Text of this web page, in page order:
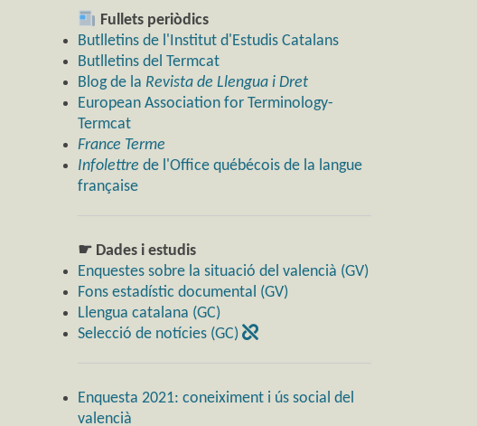
Fullets periòdics
Butlletins de l'Institut d'Estudis Catalans
Butlletins del Termcat
Blog de la Revista de Llengua i Dret
European Association for Terminology-
Termcat
France Terme
Infolettre de l'Office québécois de la langue
française
☛ Dades i estudis
Enquestes sobre la situació del valencià (GV)
Fons estadístic documental (GV)
Llengua catalana (GC)
Selecció de notícies (GC)
Enquesta 2021: coneiximent i ús social del
valencià